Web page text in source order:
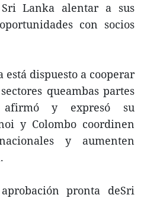
Lanka alentar a sus
con socios
dispuesto a cooperar
queambas partes
afirmó y expresó su
y Colombo coordinen
y aumenten
pronta deSri